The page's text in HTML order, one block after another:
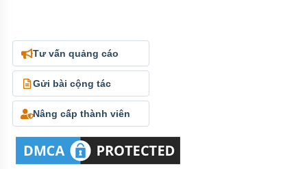
Tư vấn quảng cáo
Gửi bài cộng tác
Nâng cấp thành viên